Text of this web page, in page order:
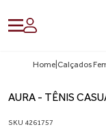
Home Calçados
AURA - TÊNIS
SKU 4261757